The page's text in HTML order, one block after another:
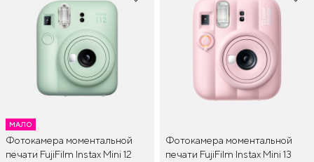
МАЛО
Фотокамера моментальной
печати FujiFilm Instax Mini 12
Фотокамера моментальной
печати FujiFilm Instax Mini 13